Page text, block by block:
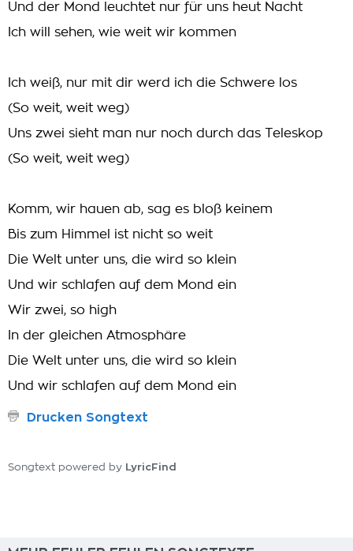
Und der Mond leuchtet nur für uns heut Nacht
Ich will sehen, wie weit wir kommen
Ich weiß, nur mit dir werd ich die Schwere los
(So weit, weit weg)
Uns zwei sieht man nur noch durch das Teleskop
(So weit, weit weg)
Komm, wir hauen ab, sag es bloß keinem
Bis zum Himmel ist nicht so weit
Die Welt unter uns, die wird so klein
Und wir schlafen auf dem Mond ein
Wir zwei, so high
In der gleichen Atmosphäre
Die Welt unter uns, die wird so klein
Und wir schlafen auf dem Mond ein
Drucken Songtext
Songtext powered by LyricFind